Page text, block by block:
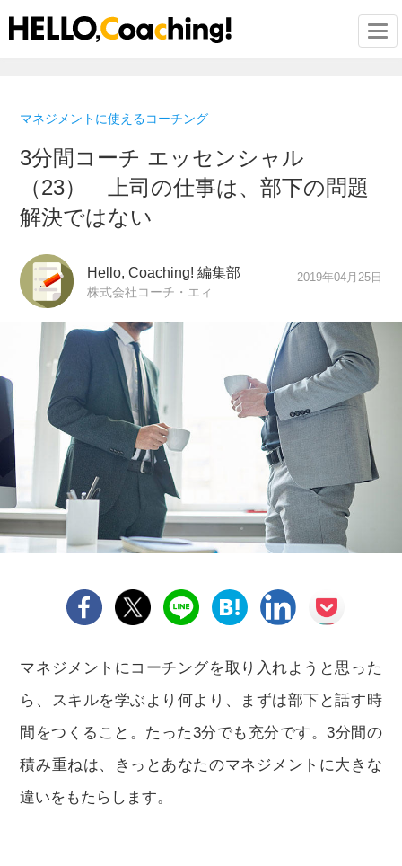
マネジメントに使えるコーチング
3分間コーチ エッセンシャル
（23） 上司の仕事は、部下の問題
解決ではない
Hello, Coaching! 編集部
株式会社コーチ・エィ
2019年04月25日
マネジメントにコーチングを取り入れようと思った
ら、スキルを学ぶより何より、まずは部下と話す時
間をつくること。たった3分でも充分です。3分間の
積み重ねは、きっとあなたのマネジメントに大きな
違いをもたらします。